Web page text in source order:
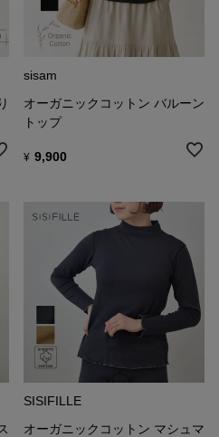
sisam
オーガニックコットン バルーン
トップ
¥ 9,900
SISIFILLE
オーガニックコットン マシュマ